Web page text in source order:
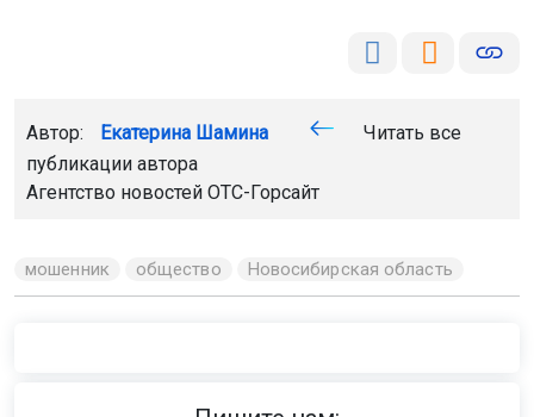
Автор: Екатерина Шамина
Читать все
публикации автора
Агентство новостей ОТС-Горсайт
мошенник общество Новосибирская область